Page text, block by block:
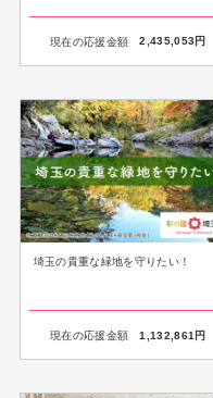
現在の応援金額 2,435,053円
埼玉の貴重な緑地を守りたい！
現在の応援金額 1,132,861 円